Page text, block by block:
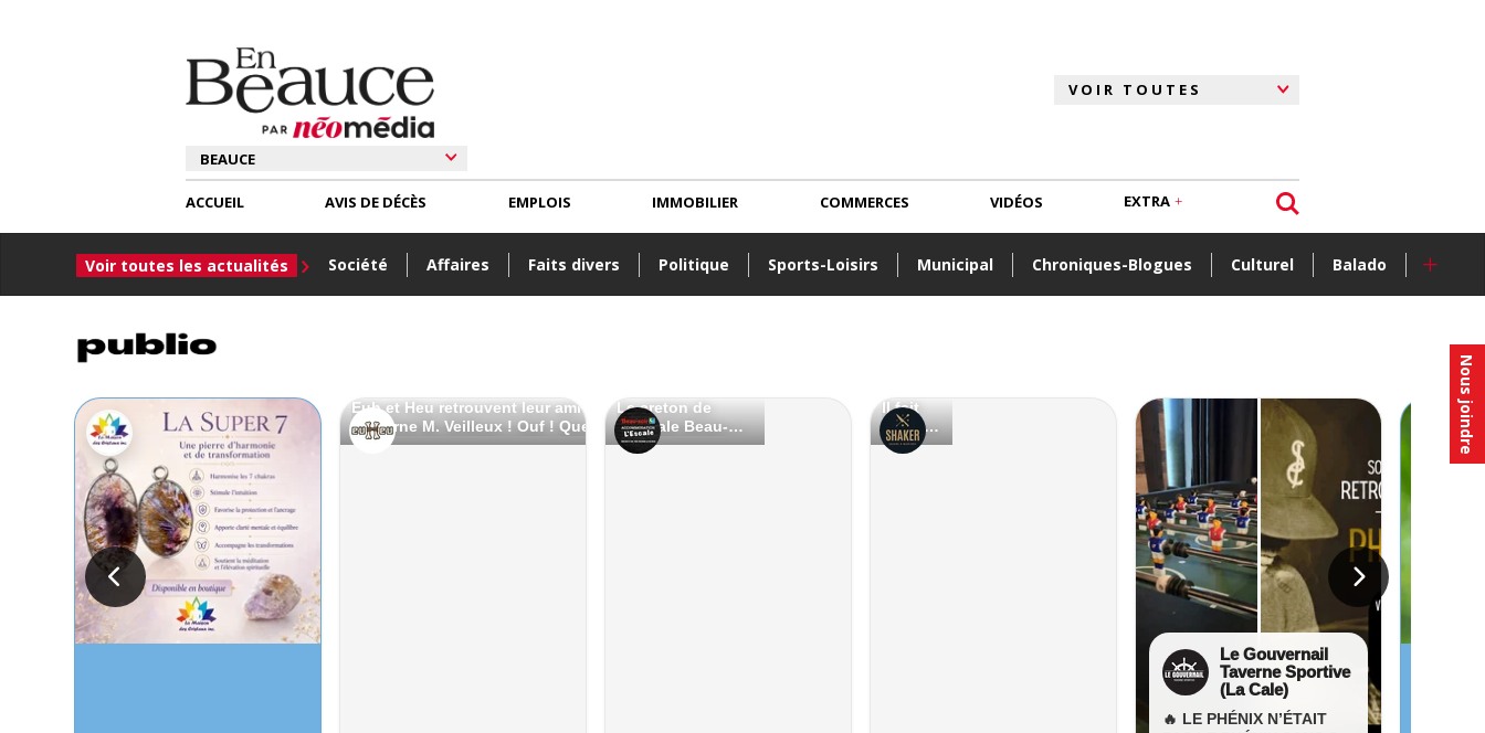
Nous joindre
ACCUEIL
Voir toutes les actualités Société Affaires Faits divers Politique Sports-Loisirs Municipal Chroniques-Blogues Culturel Balado +
AVIS DE DÉCÈS EMPLOIS IMMOBILIER COMMERCES VIDÉOS EXTRA